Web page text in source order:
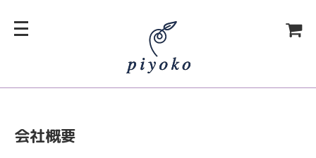
会社概要